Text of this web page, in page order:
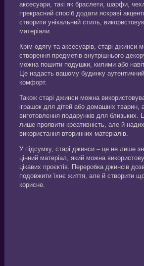
аксесуари, такі як браслети, шарфи,
прекрасний спосіб додати яскраві
створити унікальний стиль,
матеріали.
Крім одягу та аксесуарів, старі джинси
створення предметів внутрішнього
можна пошити подушки, килими або
Це надасть вашому будинку
комфорт.
Також старі джинси можна
іграшок для дітей або домашніх тварин,
виготовлення подарунків для близьких.
лише проявити креативність, але й
використання вторинних матеріалів.
У підсумку, старі джинси – це не лише
цінний матеріал, який можна
цікавих проєктів. Переробка джинсів
подовжити їхнє життя, але й створити
корисне.